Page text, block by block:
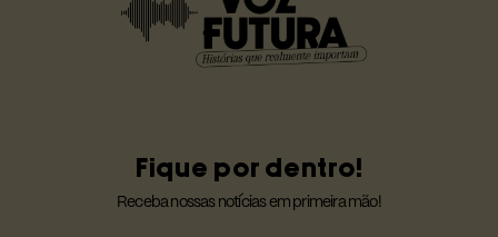
Fique por dentro!
Receba nossas notícias em primeira mão!